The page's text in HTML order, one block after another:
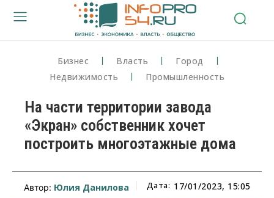
Бизнес Власть
Город
Недвижимость
Промышленность
На части территории завода
«Экран» собственник хочет
построить многоэтажные дома
Автор: Юлия Данилова Дата: 17/01/2023, 15:05